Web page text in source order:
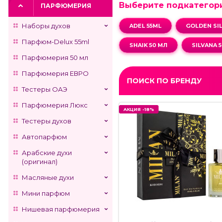
ПАРФЮМЕРИЯ
Наборы духов
Парфюм-Delux 55ml
Парфюмерия 50 мл
Парфюмерия ЕВРО
Тестеры ОАЭ
Парфюмерия Люкс
Тестеры духов
Автопарфюм
Арабские духи
(оригинал)
Масляные духи
Мини парфюм
Нишевая парфюмерия
Выберите
ADEL 55ML GOLDEN
SHAIK 50 МЛ SILVANA
ПОИСК ПО БРЕНДУ
АКЦИЯ -18%
АКЦИЯ -18%